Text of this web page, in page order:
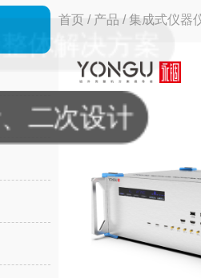
首页 / 产品 /集成式仪器
二次设计